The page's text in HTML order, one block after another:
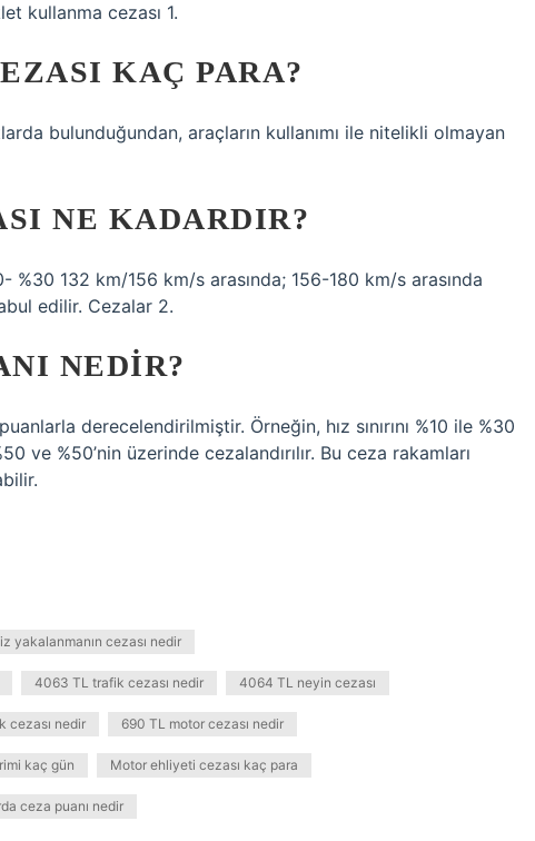
kullanma cezası 1.
KAÇ PARA?
bulunduğundan, araçların kullanımı ile nitelikli olmayan
NE KADARDIR?
%30 132 km/156 km/s arasında; 156-180 km/s arasında
edilir. Cezalar 2.
NEDIR?
derecelendirilmiştir. Örneğin, hız sınırını %10 ile %30
ve %50’nin üzerinde cezalandırılır. Bu ceza rakamları
yakalanmanın cezası nedir
4063 TL trafik cezası nedir 4064 TL neyin cezası
cezası nedir 690 TL motor cezası nedir
kaç gün Motor ehliyeti cezası kaç para
ceza puanı nedir